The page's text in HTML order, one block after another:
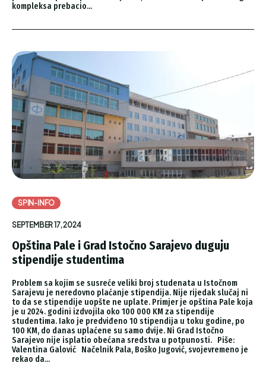
kompleksa prebacio...
SPIN-INFO
SEPTEMBER 17, 2024
Opština Pale i Grad Istočno Sarajevo duguju
stipendije studentima
Problem sa kojim se susreće veliki broj studenata u Istočnom
Sarajevu je neredovno plaćanje stipendija. Nije rijedak slučaj ni
to da se stipendije uopšte ne uplate. Primjer je opština Pale koja
je u 2024. godini izdvojila oko 100 000 KM za stipendije
studentima. Iako je predviđeno 10 stipendija u toku godine, po
100 KM, do danas uplaćene su samo dvije. Ni Grad Istočno
Sarajevo nije isplatio obećana sredstva u potpunosti. Piše:
Valentina Galović Načelnik Pala, Boško Jugović, svojevremeno je
rekao da...